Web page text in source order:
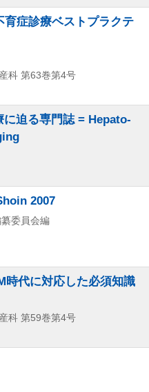
育症診療ベストプラクテ
科 第63巻第4号
迫る専門誌 = Hepato-
2007
委員会編
時代に対応した必須知識
科 第59巻第4号